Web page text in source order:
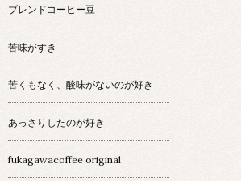
ブレンドコーヒー豆
苦味がすき
苦くもなく、酸味がないのが好き
あっさりしたのが好き
fukagawacoffee original